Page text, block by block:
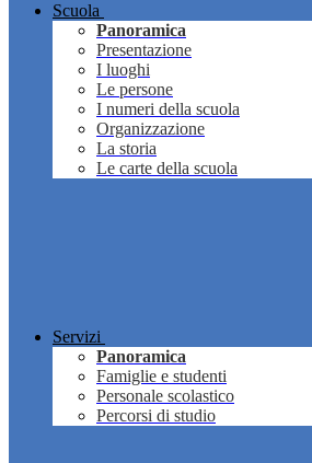
Scuola
Panoramica
Presentazione
I luoghi
Le persone
I numeri della scuola
Organizzazione
La storia
Le carte della scuola
Servizi
Panoramica
Famiglie e studenti
Personale scolastico
Percorsi di studio